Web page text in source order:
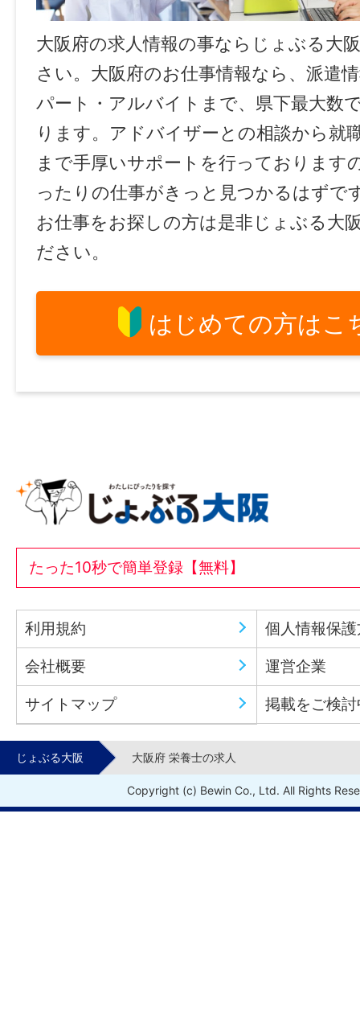
大阪府の求人情報の事ならじょぶる大
さい。大阪府のお仕事情報なら、派遣
パート・アルバイトまで、県下最大数
ります。アドバイザーとの相談から就
まで手厚いサポートを行っております
ったりの仕事がきっと見つかるはずで
お仕事をお探しの方は是非じょぶる大
ださい。
はじめての方はこ
たった10秒で簡単登録【無料】
利用規約 個人情報保
会社概要 運営企業
サイトマップ 掲載をご検
じょぶる大阪 大阪府 栄養士の求人
Copyright (c) Bewin Co., Ltd. All Rights